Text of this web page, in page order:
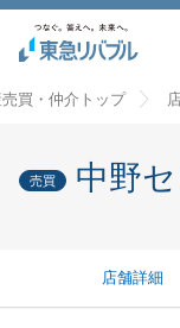
買・仲介トップ
売買 中野
店舗詳細